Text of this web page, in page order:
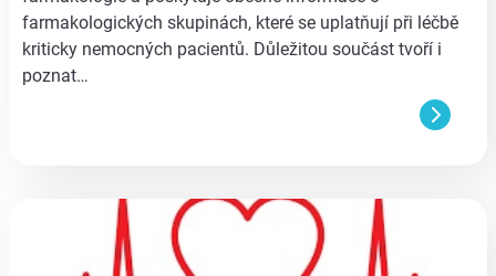
farmakologických skupinách, které se uplatňují při léčbě
kriticky nemocných pacientů. Důležitou součást tvoří i
poznat…